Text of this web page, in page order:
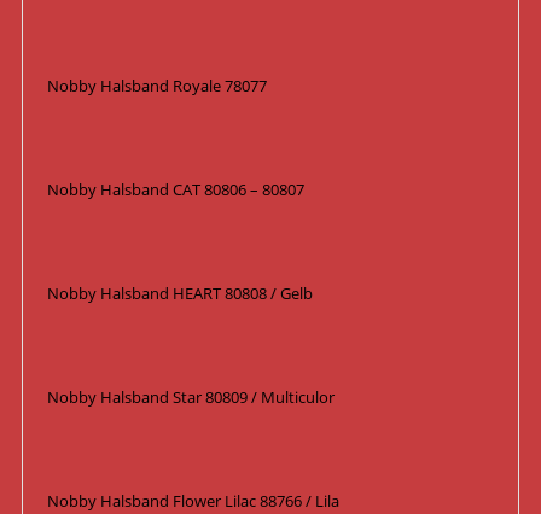
Nobby Halsband Royale 78077
Nobby Halsband CAT 80806 – 80807
Nobby Halsband HEART 80808 / Gelb
Nobby Halsband Star 80809 / Multiculor
Nobby Halsband Flower Lilac 88766 / Lila